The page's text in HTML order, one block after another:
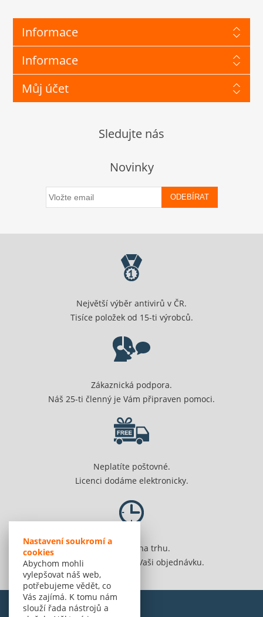
Nastavení soukromí a
cookies
Abychom mohli
vylepšovat náš web,
potřebujeme vědět, co
Vás zajímá. K tomu nám
slouží řada nástrojů a
Informace
Informace
Můj účet
Sledujte nás
Novinky
ODEBÍRAT
Největší výběr antivirů v ČR.
Tisíce položek od 15-ti výrobců.
Zákaznická podpora.
Náš 25-ti členný je Vám připraven pomoci.
Neplatíte poštovné.
Licenci dodáme elektronicky.
Jsme 20 let na trhu.
Spolehlivě vyřídíme Vaši objednávku.